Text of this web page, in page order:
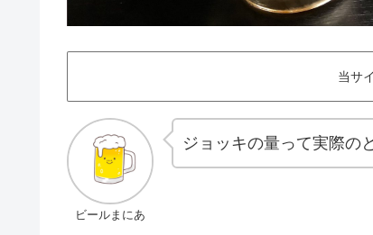
当サ
ビールまにあ
ジョッキの量って実際の